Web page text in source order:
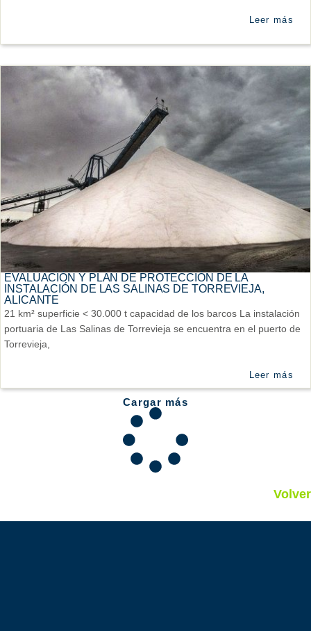
Leer más
EVALUACIÓN Y PLAN DE PROTECCIÓN DE LA
INSTALACIÓN DE LAS SALINAS DE TORREVIEJA,
ALICANTE
21 km² superficie < 30.000 t capacidad de los barcos La instalación
portuaria de Las Salinas de Torrevieja se encuentra en el puerto de
Torrevieja,
Leer más
Cargar más
Volver